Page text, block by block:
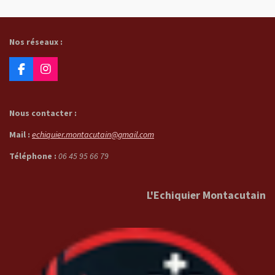
Nos réseaux :
F
a
b
o
o
k
I
n
a
g
r
m
Nous contacter :
Mail : echiquier.montacutain@gmail.com
Téléphone : 06 45 95 66 79
L'Echiquier Montacutain